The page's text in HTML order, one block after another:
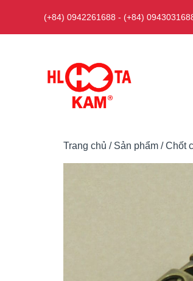
nội
(+84) 0942261688 - (+84)
Trang chủ / Sản phẩm /Chốt